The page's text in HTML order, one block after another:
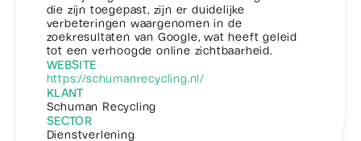
die zijn toegepast, zijn er duidelijke
verbeteringen waargenomen in de
zoekresultaten van Google, wat heeft geleid
tot een verhoogde online zichtbaarheid.
WEBSITE
https://schumanrecycling.nl/
KLANT
Schuman Recycling
SECTOR
Dienstverlening